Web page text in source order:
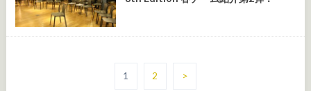
1 2 >